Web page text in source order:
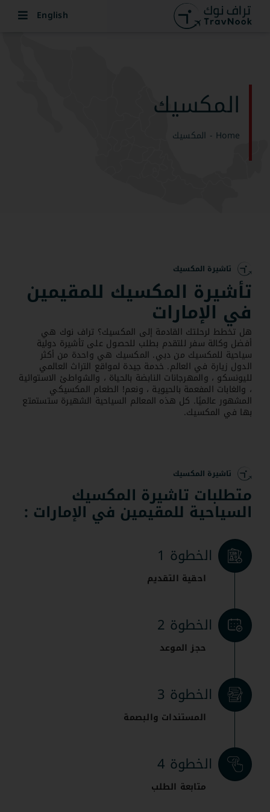
English
المكسيك
Home
- المكسيك
تاشيرة المكسيك
تأشيرة المكسيك للمقيمين
في الإمارات
هل تخطط لرحلتك القادمة إلى المكسيك؟ تراف نوك هي
أفضل وكالة سفر للتقدم بطلب للحصول على تأشيرة دولية
سياحية للمكسيك من دبي. المكسيك هي واحدة من أكثر
الدول زيارة في العالم. خدمة جيدة لمواقع التراث العالمي
لليونسكو ، والمهرجانات النابضة بالحياة ، والشواطئ الاستوائية
، والغابات المفعمة بالحيوية ، ونعم! الطعام المكسيكي
المشهور عالميًا. كل هذه المعالم السياحية الشهيرة ستستمتع
بها في المكسيك.
تاشيرة المكسيك
متطلبات تاشيرة المكسيك
السياحية للمقيمين في الإمارات :
الخطوة 1
احقية التقديم
الخطوة 2
حجز الموعد
الخطوة 3
المستندات والبصمة
الخطوة 4
متابعة الطلب